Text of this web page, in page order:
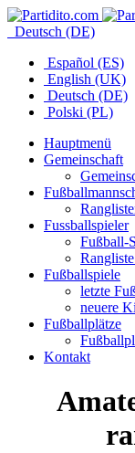
Deutsch (DE)
Español (ES)
English (UK)
Deutsch (DE)
Polski (PL)
Hauptmenü
Gemeinschaft
Fussballspieler
Fußball-
Fußballspiele
letzte
neuere
Fußballplätze
Kontakt